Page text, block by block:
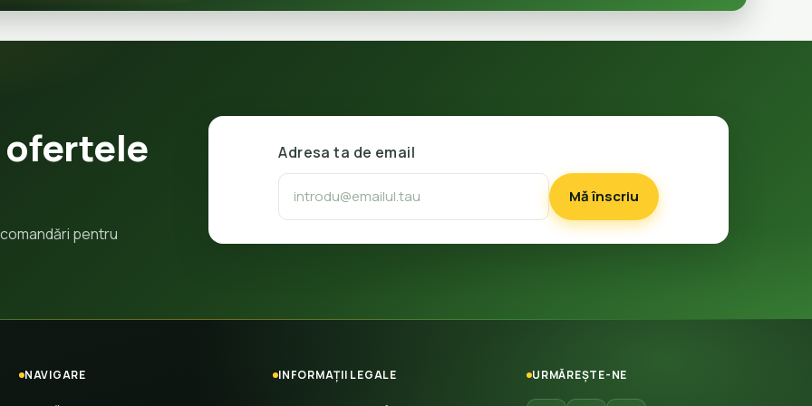
ofertele
pentru
Adresa ta de email
Mă înscriu
NAVIGARE INFORMAȚII LEGALE URMĂREȘTE-NE